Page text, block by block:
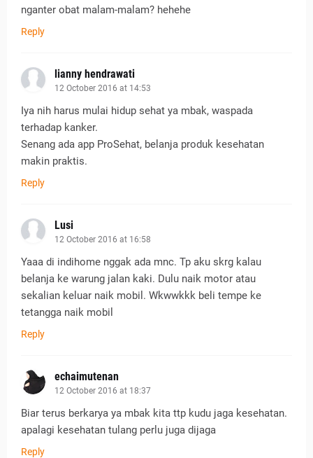
nganter obat malam-malam? hehehe
Reply
lianny hendrawati
12 October 2016 at 14:53
Iya nih harus mulai hidup sehat ya mbak, waspada
terhadap kanker.
Senang ada app ProSehat, belanja produk kesehatan
makin praktis.
Reply
Lusi
12 October 2016 at 16:58
Yaaa di indihome nggak ada mnc. Tp aku skrg kalau
belanja ke warung jalan kaki. Dulu naik motor atau
sekalian keluar naik mobil. Wkwwkkk beli tempe ke
tetangga naik mobil
Reply
echaimutenan
12 October 2016 at 18:37
Biar terus berkarya ya mbak kita ttp kudu jaga kesehatan.
apalagi kesehatan tulang perlu juga dijaga
Reply